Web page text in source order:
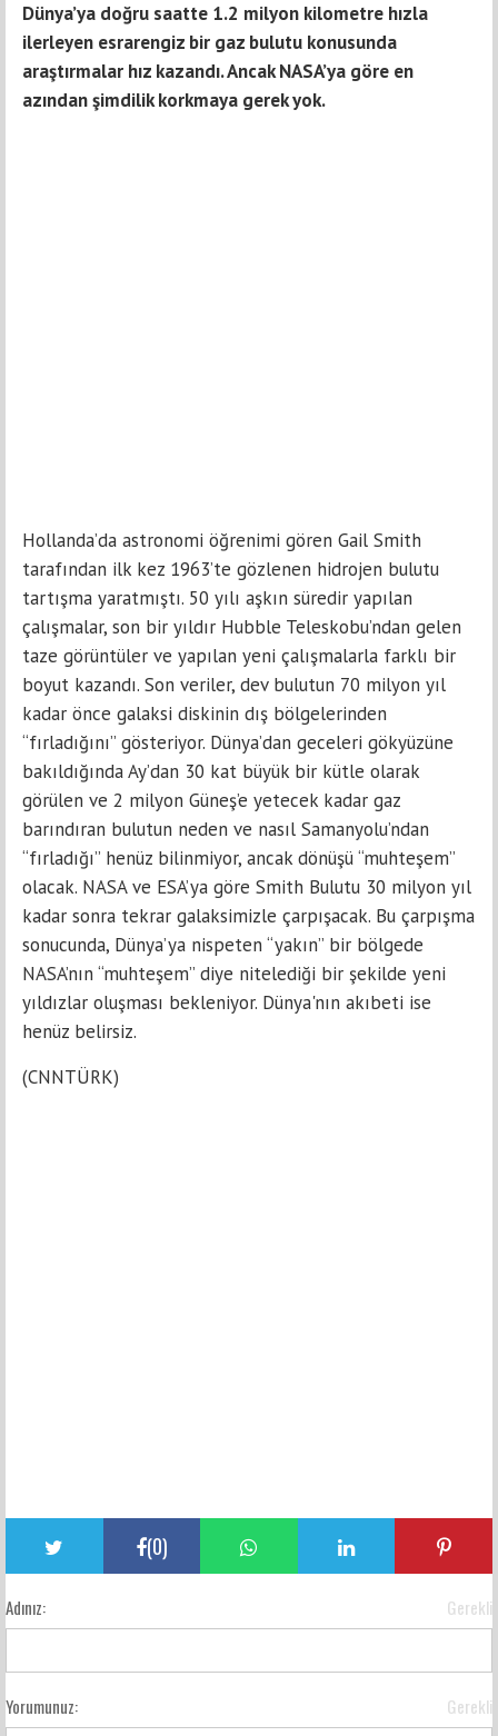
Dünya’ya doğru saatte 1.2 milyon kilometre hızla
ilerleyen esrarengiz bir gaz bulutu konusunda
araştırmalar hız kazandı. Ancak NASA’ya göre en
azından şimdilik korkmaya gerek yok.
Hollanda’da astronomi öğrenimi gören Gail Smith
tarafından ilk kez 1963’te gözlenen hidrojen bulutu
tartışma yaratmıştı. 50 yılı aşkın süredir yapılan
çalışmalar, son bir yıldır Hubble Teleskobu’ndan gelen
taze görüntüler ve yapılan yeni çalışmalarla farklı bir
boyut kazandı. Son veriler, dev bulutun 70 milyon yıl
kadar önce galaksi diskinin dış bölgelerinden
“fırladığını” gösteriyor. Dünya’dan geceleri gökyüzüne
bakıldığında Ay’dan 30 kat büyük bir kütle olarak
görülen ve 2 milyon Güneş’e yetecek kadar gaz
barındıran bulutun neden ve nasıl Samanyolu’ndan
“fırladığı” henüz bilinmiyor, ancak dönüşü “muhteşem”
olacak. NASA ve ESA’ya göre Smith Bulutu 30 milyon yıl
kadar sonra tekrar galaksimizle çarpışacak. Bu çarpışma
sonucunda, Dünya’ya nispeten “yakın” bir bölgede
NASA’nın “muhteşem” diye nitelediği bir şekilde yeni
yıldızlar oluşması bekleniyor. Dünya'nın akıbeti ise
henüz belirsiz.
(CNNTÜRK)
(0)
Adınız: Gerekli
Yorumunuz: Gerekli